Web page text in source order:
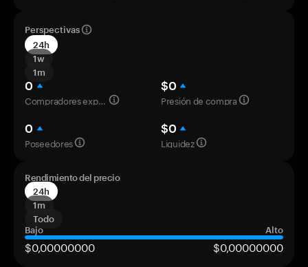
Perspectivas
24h
1w
1m
0
Compradores experimentados
$0
Presión de compra
0
Poseedores
$0
Liquidez
Rendimiento del precio
24h
1m
Todo
Bajo
Alto
$0,00000000 $0,00000000